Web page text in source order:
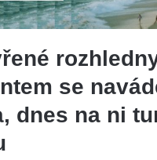
se
dnes na ni